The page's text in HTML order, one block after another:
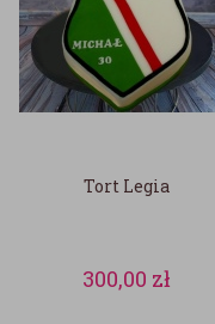
Tort Legia
300,00 zł